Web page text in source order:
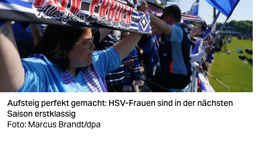
wahrheit
verlag
verlag
veranstaltungen
shop
fragen & hilfe
Aufsteig perfekt gemacht: HSV-Frauen sind in der nächsten
Saison erstklassig
Foto: Marcus Brandt/dpa